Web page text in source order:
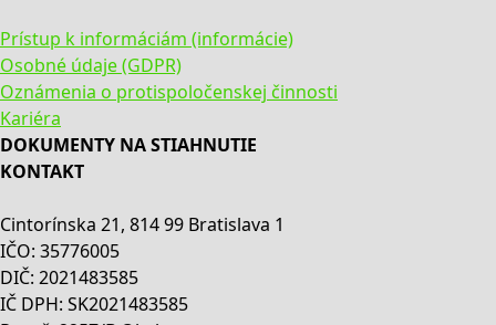
Prístup k informáciám (informácie)
Osobné údaje (GDPR)
Oznámenia o protispoločenskej činnosti
Kariéra
DOKUMENTY NA STIAHNUTIE
KONTAKT
Cintorínska 21, 814 99 Bratislava 1
IČO: 35776005
DIČ: 2021483585
IČ DPH: SK2021483585